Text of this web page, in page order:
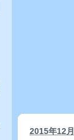
2015年12